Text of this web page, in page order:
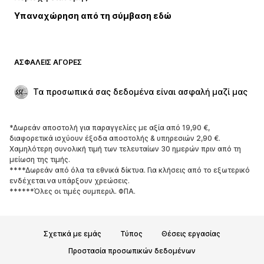
Υπαναχώρηση από τη σύμβαση εδώ
ΑΣΦΑΛΕΊΣ ΑΓΟΡΈΣ
Τα προσωπικά σας δεδομένα είναι ασφαλή μαζί μας
*Δωρεάν αποστολή για παραγγελίες με αξία από 19,90 €,
διαφορετικά ισχύουν έξοδα αποστολής & υπηρεσιών 2,90 €.
Χαμηλότερη συνολική τιμή των τελευταίων 30 ημερών πριν από τη
μείωση της τιμής.
****Δωρεάν από όλα τα εθνικά δίκτυα. Για κλήσεις από το εξωτερικό
ενδέχεται να υπάρξουν χρεώσεις.
******Όλες οι τιμές συμπεριλ. ΦΠΑ.
Σχετικά με εμάς Τύπος
Θέσεις εργασίας
Προστασία προσωπικών δεδομένων